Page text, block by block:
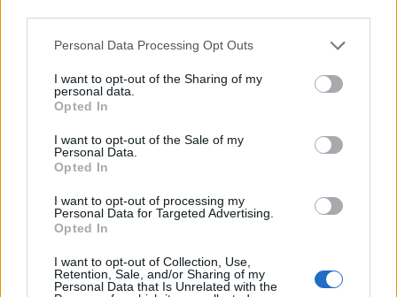
Please note that this website/app uses one or more Google
not limited to your visit or usage behaviour. You may click to
grant or deny consent to Google and its third-party tags to
use your data for below specified purposes in below Google
consent section.
Personal Data Processing Opt Outs
I want to opt-out of the Sharing of my
personal data.
Opted In
I want to opt-out of the Sale of my
Personal Data.
Opted In
I want to opt-out of processing my
Personal Data for Targeted Advertising.
Opted In
I want to opt-out of Collection, Use,
Retention, Sale, and/or Sharing of my
Personal Data that Is Unrelated with the
magyar ápolók napja
szakdolgozók
AJÁNLJUK MÉG
MAGYAR ÉPÍTŐK